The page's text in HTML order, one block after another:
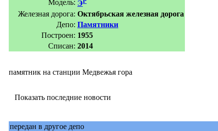
Модель: Э
Железная дорога: Октябрьская железная дорога
Депо: Памятники
Построен: 1955
Списан: 2014
памятник на станции Медвежья гора
Показать последние новости
передан в другое депо